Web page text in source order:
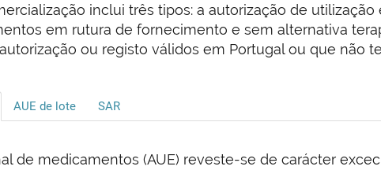
inclui três tipos: a autorização de
em rutura de fornecimento e sem alternativa
ou registo válidos em Portugal ou que não
AUE de lote SAR
de medicamentos (AUE) reveste-se de carácter